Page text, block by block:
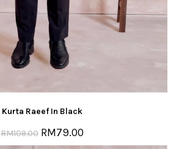
Kurta Raeef In Black
RM109.00 RM79.00